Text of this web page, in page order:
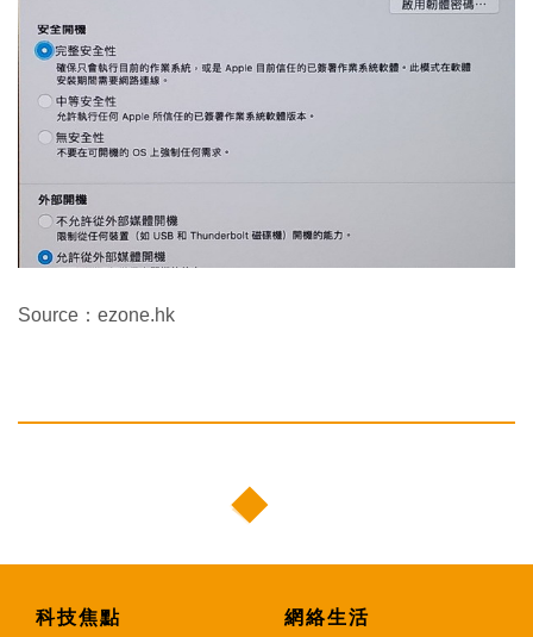
Source：ezone.hk
科技焦點 網絡生活